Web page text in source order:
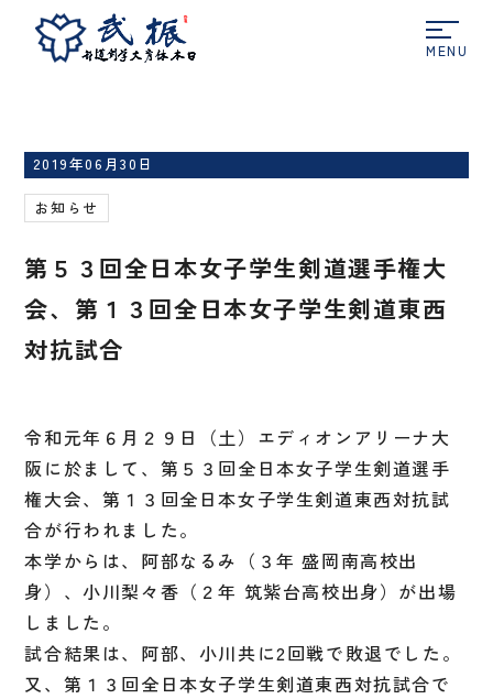
ホーム お知らせ
手権大会、第１３回全日本女子学生剣道東西対抗試合
2019年06月30日
お知らせ
第５３回全日本女子学生剣道選手権大
会、第１３回全日本女子学生剣道東西
対抗試合
令和元年６月２９日（土）エディオンアリーナ大
阪に於まして、第５３回全日本女子学生剣道選手
権大会、第１３回全日本女子学生剣道東西対抗試
合が行われました。
本学からは、阿部なるみ（３年 盛岡南高校出
身）、小川梨々香（２年 筑紫台高校出身）が出場
しました。
試合結果は、阿部、小川共に2回戦で敗退でした。
又、第１３回全日本女子学生剣道東西対抗試合で